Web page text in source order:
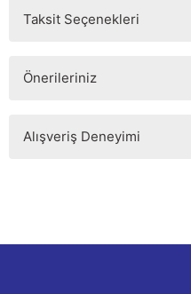
Taksit Seçenekleri
Önerileriniz
konularda yetersiz
Alışveriş Deneyimi